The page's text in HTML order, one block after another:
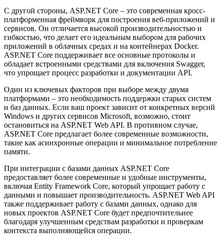
С другой стороны, ASP.NET Core – это современная кросс-
платформенная фреймворк для построения веб-приложений и
сервисов. Он отличается высокой производительностью и
гибкостью, что делает его идеальным выбором для рабочих
приложений в облачных средах и на контейнерах Docker.
ASP.NET Core поддерживает все основные протоколы и
обладает встроенными средствами для включения Swagger,
что упрощает процесс разработки и документации API.
Один из ключевых факторов при выборе между двумя
платформами – это необходимость поддержки старых систем
и баз данных. Если ваш проект зависит от конкретных версий
Windows и других сервисов Microsoft, возможно, стоит
остановиться на ASP.NET Web API. В противном случае,
ASP.NET Core предлагает более современные возможности,
такие как асинхронные операции и минимальное потребление
памяти.
При интеграции с базами данных ASP.NET Core
предоставляет более современные и удобные инструменты,
включая Entity Framework Core, который упрощает работу с
данными и повышает производительность. ASP.NET Web API
также поддерживает работу с базами данных, однако для
новых проектов ASP.NET Core будет предпочтительнее
благодаря улучшенным средствам разработки и проверкам
контекста выполняющейся операции.